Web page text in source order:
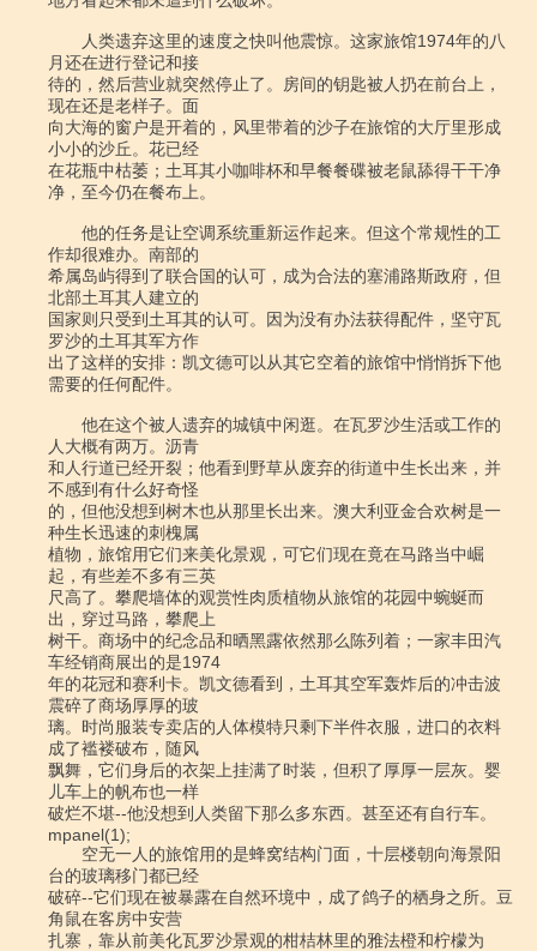
人类遗弃这里的速度之快叫他震惊。这家旅馆1974年的八
月还在进行登记和接
待的，然后营业就突然停止了。房间的钥匙被人扔在前台上，
现在还是老样子。面
向大海的窗户是开着的，风里带着的沙子在旅馆的大厅里形成
小小的沙丘。花已经
在花瓶中枯萎；土耳其小咖啡杯和早餐餐碟被老鼠舔得干干净
净，至今仍在餐布上。
他的任务是让空调系统重新运作起来。但这个常规性的工
作却很难办。南部的
希属岛屿得到了联合国的认可，成为合法的塞浦路斯政府，但
北部土耳其人建立的
国家则只受到土耳其的认可。因为没有办法获得配件，坚守瓦
罗沙的土耳其军方作
出了这样的安排：凯文德可以从其它空着的旅馆中悄悄拆下他
需要的任何配件。
他在这个被人遗弃的城镇中闲逛。在瓦罗沙生活或工作的
人大概有两万。沥青
和人行道已经开裂；他看到野草从废弃的街道中生长出来，并
不感到有什么好奇怪
的，但他没想到树木也从那里长出来。澳大利亚金合欢树是一
种生长迅速的刺槐属
植物，旅馆用它们来美化景观，可它们现在竟在马路当中崛
起，有些差不多有三英
尺高了。攀爬墙体的观赏性肉质植物从旅馆的花园中蜿蜒而
出，穿过马路，攀爬上
树干。商场中的纪念品和晒黑露依然那么陈列着；一家丰田汽
车经销商展出的是1974
年的花冠和赛利卡。凯文德看到，土耳其空军轰炸后的冲击波
震碎了商场厚厚的玻
璃。时尚服装专卖店的人体模特只剩下半件衣服，进口的衣料
成了褴褛破布，随风
飘舞，它们身后的衣架上挂满了时装，但积了厚厚一层灰。婴
儿车上的帆布也一样
破烂不堪--他没想到人类留下那么多东西。甚至还有自行车。
mpanel(1);
空无一人的旅馆用的是蜂窝结构门面，十层楼朝向海景阳
台的玻璃移门都已经
破碎--它们现在被暴露在自然环境中，成了鸽子的栖身之所。豆
角鼠在客房中安营
扎寨，靠从前美化瓦罗沙景观的柑桔林里的雅法橙和柠檬为